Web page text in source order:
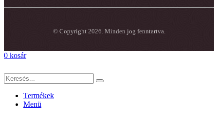
© Copyright 2026. Minden jog fenntartva.
0 kosár
Termékek
Menü